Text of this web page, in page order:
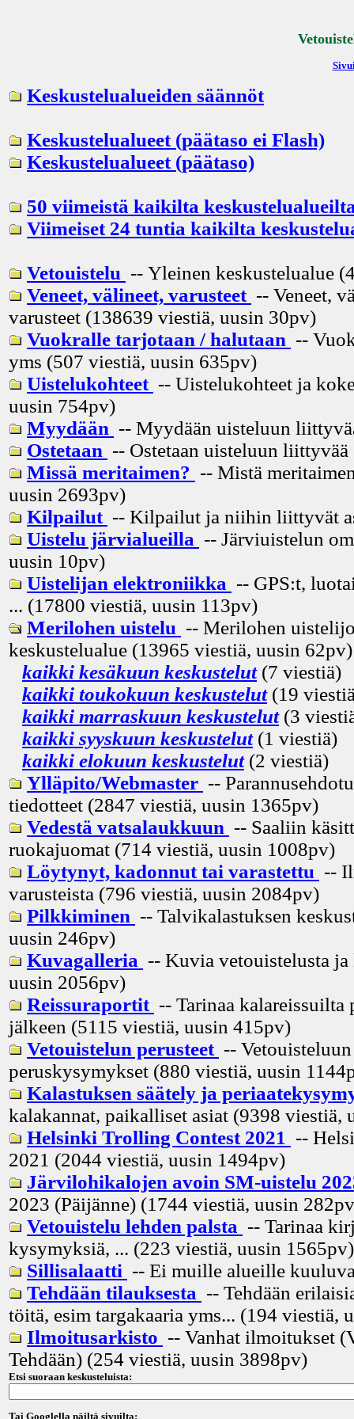
Keskustelualueiden säännöt
Keskustelualueet (päätaso ei Flash)
Keskustelualueet (päätaso)
50 viimeistä kaikilta
Viimeiset 24 tuntia kaikilta
Vetouistelu -- Yleinen keskustelualue
Veneet, välineet, varusteet -- Veneet,
varusteet (138639 viestiä, uusin 30pv)
Vuokralle tarjotaan / halutaan --
yms (507 viestiä, uusin 635pv)
Uistelukohteet -- Uistelukohteet ja
uusin 754pv)
Myydään -- Myydään uisteluun
Ostetaan -- Ostetaan uisteluun
Missä meritaimen? -- Mistä
uusin 2693pv)
Kilpailut -- Kilpailut ja niihin liittyvät
Uistelu järvialueilla -- Järviuistelun
uusin 10pv)
Uistelijan elektroniikka -- GPS:t,
... (17800 viestiä, uusin 113pv)
Merilohen uistelu -- Merilohen
keskustelualue (13965 viestiä, uusin 62pv)
kaikki kesäkuun keskustelut(7 viestiä)
kaikki toukokuun keskustelut(19
kaikki marraskuun keskustelut(3
kaikki syyskuun keskustelut(1 viestiä)
kaikki elokuun keskustelut(2 viestiä)
Ylläpito/Webmaster --
tiedotteet (2847 viestiä, uusin 1365pv)
Vedestä vatsalaukkuun -- Saaliin
ruokajuomat (714 viestiä, uusin 1008pv)
Löytynyt, kadonnut tai varastettu --
varusteista (796 viestiä, uusin 2084pv)
Pilkkiminen -- Talvikalastuksen
uusin 246pv)
Kuvagalleria -- Kuvia vetouistelusta
uusin 2056pv)
Reissuraportit -- Tarinaa kalareissuilta
jälkeen (5115 viestiä, uusin 415pv)
Vetouistelun perusteet --
peruskysymykset (880 viestiä, uusin
Kalastuksen säätely ja
kalakannat, paikalliset asiat (9398 viestiä,
Helsinki Trolling Contest 2021 --
2021 (2044 viestiä, uusin 1494pv)
Järvilohikalojen avoin SM-uistelu
2023 (Päijänne) (1744 viestiä, uusin 282pv
Vetouistelu lehden palsta -- Tarinaa
kysymyksiä, ... (223 viestiä, uusin 1565pv)
Sillisalaatti -- Ei muille alueille
Tehdään tilauksesta -- Tehdään
töitä, esim targakaaria yms... (194 viestiä,
Ilmoitusarkisto -- Vanhat ilmoitukset
Tehdään) (254 viestiä, uusin 3898pv)
Etsi suoraan keskusteluista:
Tai Googlella näiltä sivuilta: